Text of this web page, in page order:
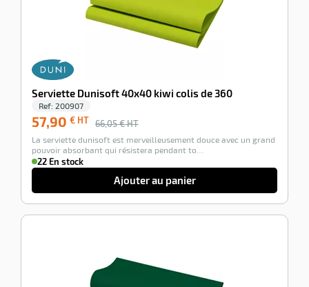
Serviette Dunisoft 40x40 kiwi colis de 360
Ref: 200907
57,90 € HT 66,05 € HT
La serviette dunisoft est merveilleusement douce avec un grand
pouvoir absorbant qui résistera pendant to…
22 En stock
Ajouter au panier